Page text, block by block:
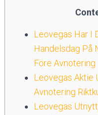
Leovegas Har I
Handelsdag På
Före Avnotering
Leovegas Aktie
Avnotering
Leovegas